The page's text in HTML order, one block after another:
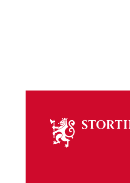
stortinget